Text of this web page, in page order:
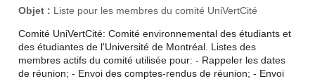
Objet : Liste pour les membres du comité UniVertCité
Comité UniVertCité: Comité environnemental des étudiants et
des étudiantes de l'Université de Montréal. Listes des
membres actifs du comité utilisée pour: - Rappeler les dates
de réunion; - Envoi des comptes-rendus de réunion; - Envoi